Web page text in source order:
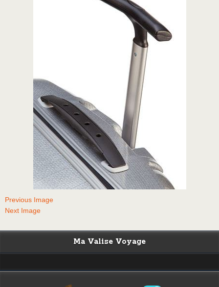
Previous Image
Next Image
Ma Valise Voyage